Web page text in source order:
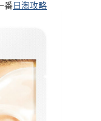
番 日淘攻略